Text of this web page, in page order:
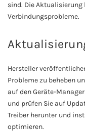
sind. Die
Verbindungsprobleme.
Hersteller
Probleme zu beheben
auf den Geräte-
und prüfen Sie auf
Treiber herunter und
optimieren.